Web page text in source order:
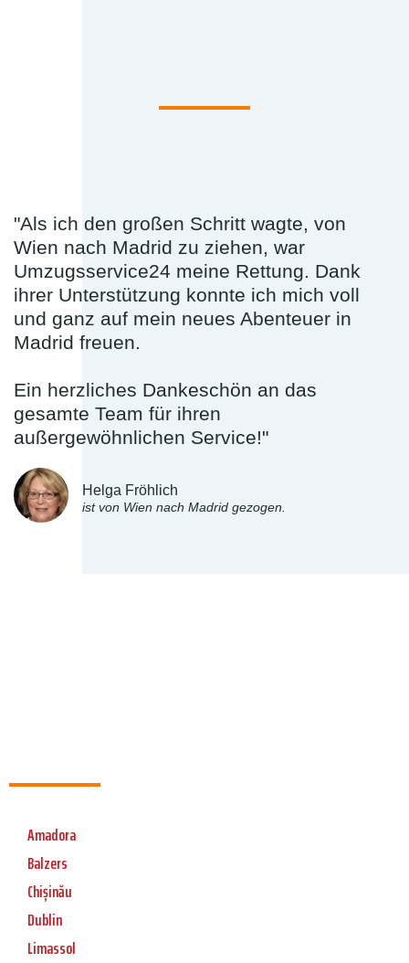
"Als ich den großen Schritt wagte, von
Wien nach Madrid zu ziehen, war
Umzugsservice24 meine Rettung. Dank
ihrer Unterstützung konnte ich mich voll
und ganz auf mein neues Abenteuer in
Madrid freuen.
Ein herzliches Dankeschön an das
gesamte Team für ihren
außergewöhnlichen Service!"
Helga Fröhlich
ist von Wien nach Madrid gezogen.
Amadora
Balzers
Chișinău
Dublin
Limassol